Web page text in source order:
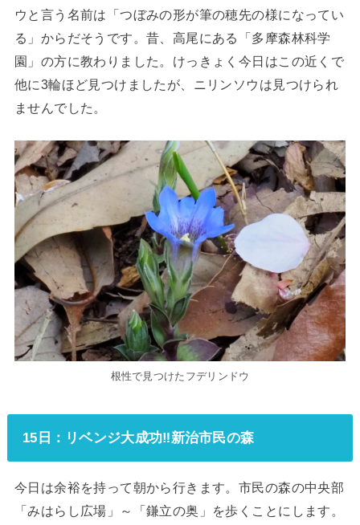
ウと言う名前は「つぼみの形が筆の穂先の様になってい
る」からだそうです。昔、高尾にある「多摩森林科学
園」の方に教わりました。けっきょく今日はこの近くで
他に3輪ほど見つけましたが、ニリンソウは見つけられ
ませんでした。
根性で見つけたフデリンドウ
15日：リベンジ大成功‼新治市民の森
今日は余裕を持って朝から行きます。市民の森の中央部
「みはらし広場」～「鎌立の奥」を歩くことにします。